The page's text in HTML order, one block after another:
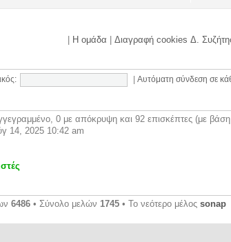
Η ομάδα Διαγραφή cookies Δ.
Αυτόματη σύνδεση σε
0 με απόκρυψη και 92 επισκέπτες (με
14, 2025 10:42 am
6486 • Σύνολο μελών 1745 • Το νεότερο μέλος sonap